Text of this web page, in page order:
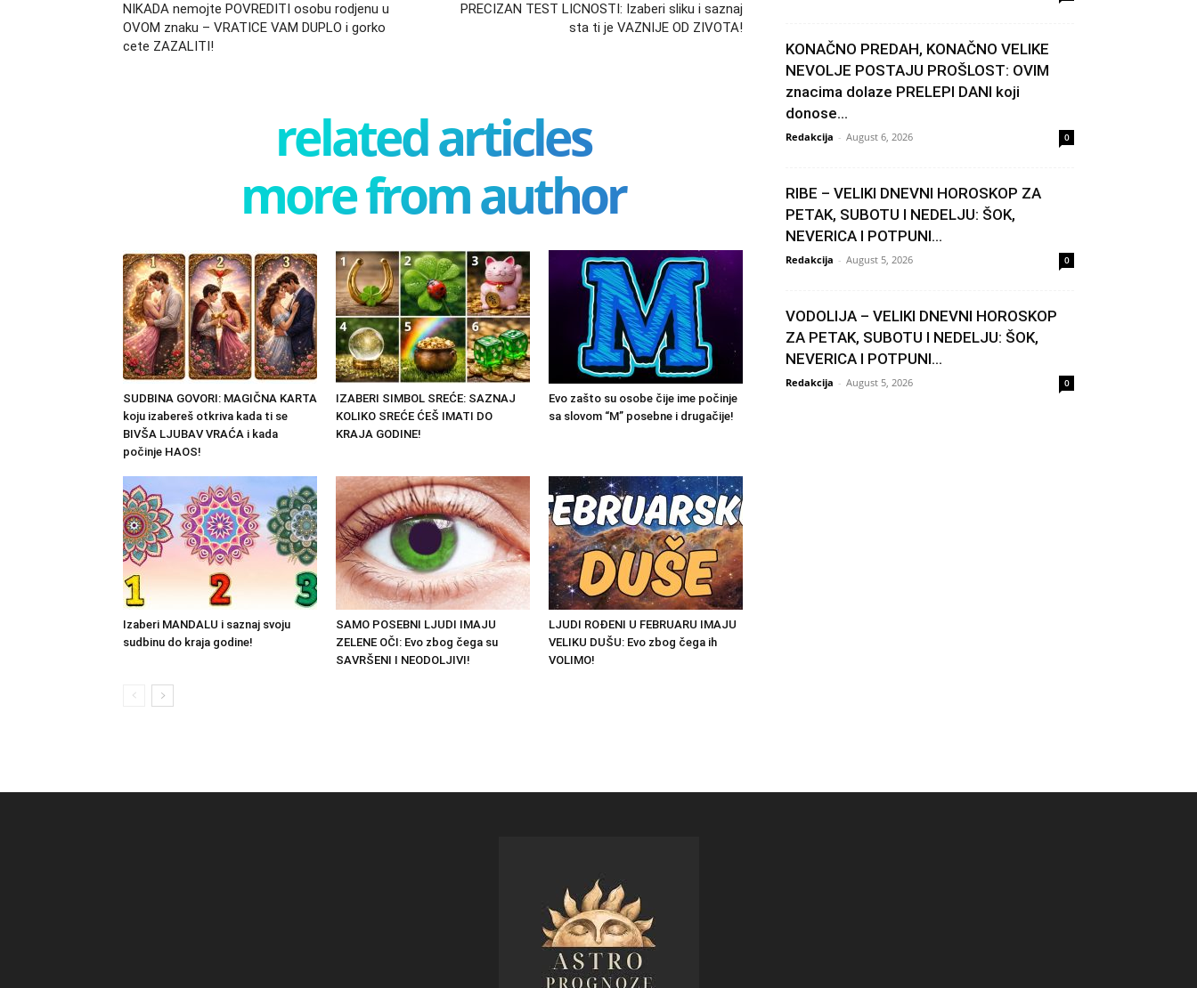
NIKADA nemojte POVREDITI osobu rodjenu u
OVOM znaku – VRATICE VAM DUPLO i gorko
cete ZAZALITI!
PRECIZAN TEST LICNOSTI: Izaberi sliku i saznaj
sta ti je VAZNIJE OD ZIVOTA!
related articles
more from author
SUDBINA GOVORI: MAGIČNA KARTA
koju izabereš otkriva kada ti se
BIVŠA LJUBAV VRAĆA i kada
počinje HAOS!
IZABERI SIMBOL SREĆE: SAZNAJ
KOLIKO SREĆE ĆEŠ IMATI DO
KRAJA GODINE!
Evo zašto su osobe čije ime počinje
sa slovom “M” posebne i drugačije!
Izaberi MANDALU i saznaj svoju
sudbinu do kraja godine!
SAMO POSEBNI LJUDI IMAJU
ZELENE OČI: Evo zbog čega su
SAVRŠENI I NEODOLJIVI!
LJUDI ROĐENI U FEBRUARU IMAJU
VELIKU DUŠU: Evo zbog čega ih
VOLIMO!
KONAČNO PREDAH, KONAČNO VELIKE
NEVOLJE POSTAJU PROŠLOST: OVIM
znacima dolaze PRELEPI DANI koji
donose...
Redakcija - August 6, 2026 0
RIBE – VELIKI DNEVNI HOROSKOP ZA
PETAK, SUBOTU I NEDELJU: ŠOK,
NEVERICA I POTPUNI...
Redakcija - August 5, 2026 0
VODOLIJA – VELIKI DNEVNI HOROSKOP
ZA PETAK, SUBOTU I NEDELJU: ŠOK,
NEVERICA I POTPUNI...
Redakcija - August 5, 2026 0